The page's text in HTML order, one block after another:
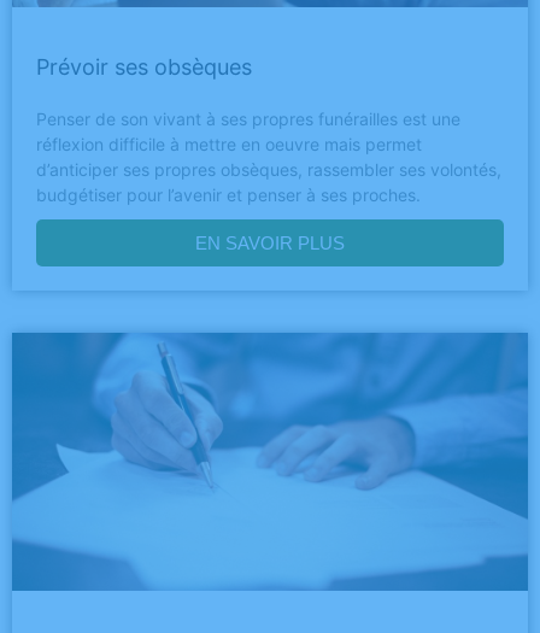
Prévoir ses obsèques
Penser de son vivant à ses propres funérailles est une
réflexion difficile à mettre en oeuvre mais permet
d’anticiper ses propres obsèques, rassembler ses volontés,
budgétiser pour l’avenir et penser à ses proches.
EN SAVOIR PLUS